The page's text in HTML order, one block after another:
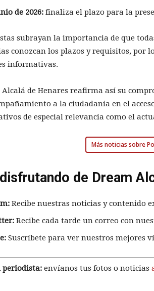
de 2026: finaliza el plazo para la
subrayan la importancia de que
conozcan los plazos y requisitos, por
informativas.
Alcalá de Henares reafirma así su
a la ciudadanía en el
de especial relevancia como el
Más noticias sobre
de Dream
Recibe nuestras noticias y contenido
Recibe cada tarde un correo con
Suscríbete para ver nuestros mejores
periodista: envíanos tus fotos o noticias